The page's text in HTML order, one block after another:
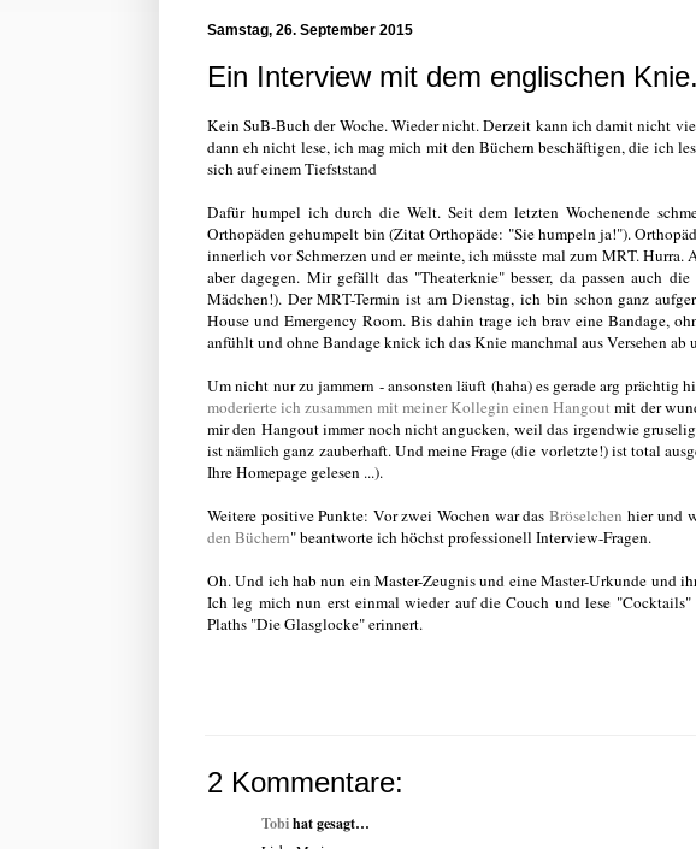
Samstag, 26. September 2015
Ein Interview mit dem englischen Knie.
Kein SuB-Buch der Woche. Wieder nicht. Derzeit kann ich damit nicht
dann eh nicht lese, ich mag mich mit den Büchern beschäftigen, die ich
sich auf einem Tiefststand
Dafür humpel ich durch die Welt. Seit dem letzten Wochenende
Orthopäden gehumpelt bin (Zitat Orthopäde: "Sie humpeln ja!").
innerlich vor Schmerzen und er meinte, ich müsste mal zum MRT.
aber dagegen. Mir gefällt das "Theaterknie" besser, da passen auch
Mädchen!). Der MRT-Termin ist am Dienstag, ich bin schon ganz
House und Emergency Room. Bis dahin trage ich brav eine Bandage,
anfühlt und ohne Bandage knick ich das Knie manchmal aus Versehen ab
Um nicht nur zu jammern - ansonsten läuft (haha) es gerade arg prächtig
moderierte ich zusammen mit meiner Kollegin einen Hangout mit der
mir den Hangout immer noch nicht angucken, weil das irgendwie
ist nämlich ganz zauberhaft. Und meine Frage (die vorletzte!) ist total
Ihre Homepage gelesen ...).
Weitere positive Punkte: Vor zwei Wochen war das Bröselchen hier und
den Büchern" beantworte ich höchst professionell Interview-Fragen.
Oh. Und ich hab nun ein Master-Zeugnis und eine Master-Urkunde und
Ich leg mich nun erst einmal wieder auf die Couch und lese
Plaths "Die Glasglocke" erinnert.
2 Kommentare:
Tobihat gesagt…